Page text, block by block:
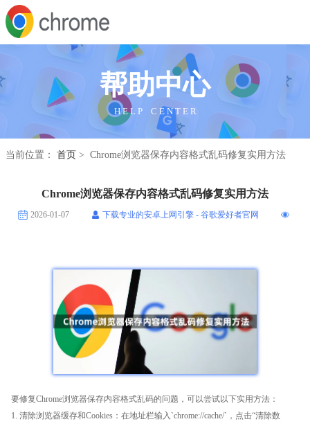
帮助中心
H E L P C E N T E R
当前位置： 首页 > Chrome浏览器保存内容格式乱码修复实用方法
Chrome浏览器保存内容格式乱码修复实用方法
2026-01-07 下载专业的安卓上网引擎 - 谷歌爱好者官网
要修复Chrome浏览器保存内容格式乱码的问题，可以尝试以下实用方法：
1. 清除浏览器缓存和Cookies：在地址栏输入`chrome://cache/`，点击“清除数